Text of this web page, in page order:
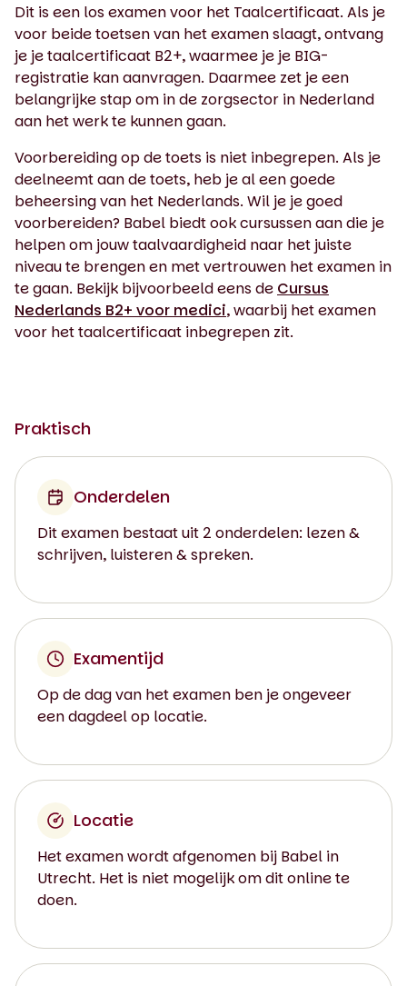
Dit is een los examen voor het Taalcertificaat. Als je
voor beide toetsen van het examen slaagt, ontvang
je je taalcertificaat B2+, waarmee je je BIG-
registratie kan aanvragen. Daarmee zet je een
belangrijke stap om in de zorgsector in Nederland
aan het werk te kunnen gaan.
Voorbereiding op de toets is niet inbegrepen. Als je
deelneemt aan de toets, heb je al een goede
beheersing van het Nederlands. Wil je je goed
voorbereiden? Babel biedt ook cursussen aan die je
helpen om jouw taalvaardigheid naar het juiste
niveau te brengen en met vertrouwen het examen in
te gaan. Bekijk bijvoorbeeld eens de Cursus
Nederlands B2+ voor medici, waarbij het examen
voor het taalcertificaat inbegrepen zit.
Praktisch
Onderdelen
Dit examen bestaat uit 2 onderdelen: lezen &
schrijven, luisteren & spreken.
Examentijd
Op de dag van het examen ben je ongeveer
een dagdeel op locatie.
Locatie
Het examen wordt afgenomen bij Babel in
Utrecht. Het is niet mogelijk om dit online te
doen.